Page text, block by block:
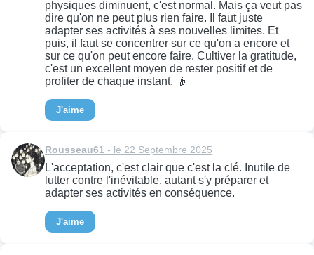
physiques diminuent, c'est normal. Mais ça veut pas
dire qu'on ne peut plus rien faire. Il faut juste
adapter ses activités à ses nouvelles limites. Et
puis, il faut se concentrer sur ce qu'on a encore et
sur ce qu'on peut encore faire. Cultiver la gratitude,
c'est un excellent moyen de rester positif et de
profiter de chaque instant. 👴
J'aime
Rousseau61 - le 22 Septembre 2025
L'acceptation, c'est clair que c'est la clé. Inutile de
lutter contre l'inévitable, autant s'y préparer et
adapter ses activités en conséquence.
J'aime